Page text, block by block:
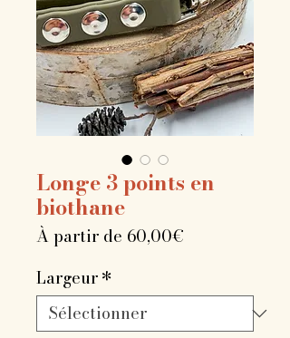
Longe 3 points en
biothane
À partir de 60,00€
Largeur*